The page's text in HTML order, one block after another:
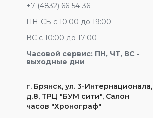
+7 (4832) 66-54-36
ПН-СБ с 10:00 до 19:00
ВС с 10:00 до 17:00
Часовой сервис: ПН, ЧТ, ВС -
выходные дни
г. Брянск, ул. 3-Интернационала,
д.8, ТРЦ "БУМ сити", Салон
часов "Хронограф"